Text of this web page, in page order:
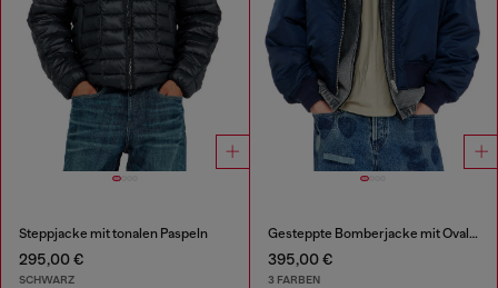
Steppjacke mit tonalen Paspeln
295,00 €
SCHWARZ
Gesteppte Bomberjacke mit Oval-D-Stickerei
395,00 €
3 FARBEN